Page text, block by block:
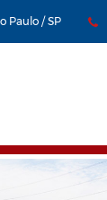
Paulo / SP